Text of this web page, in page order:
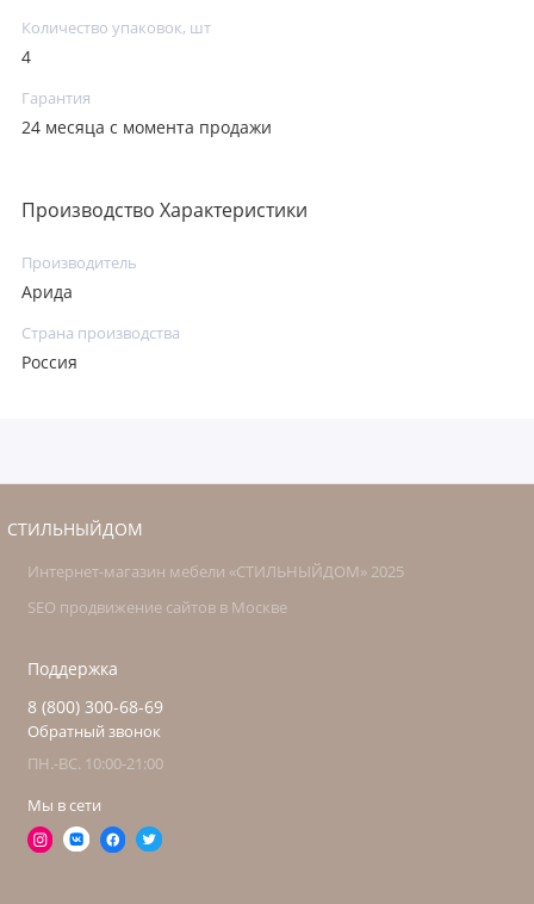
Количество упаковок, шт
4
Гарантия
24 месяца с момента продажи
Производство Характеристики
Производитель
Арида
Страна производства
Россия
СТИЛЬНЫЙДОМ
Интернет-магазин мебели «СТИЛЬНЫЙДОМ» 2025
SEO продвижение сайтов в Москве
Поддержка
8 (800) 300-68-69
Обратный звонок
ПН.-ВС. 10:00-21:00
Мы в сети